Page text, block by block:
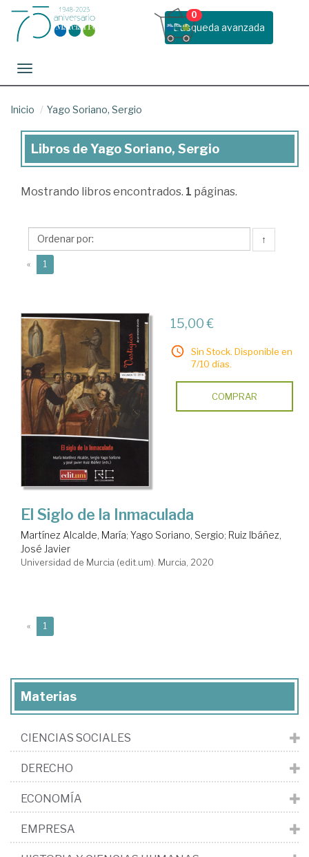
Busqueda avanzada
0
Toggle navigation
Inicio Yago Soriano, Sergio
Libros
Yago
Sergio
Libros de Yago Soriano, Sergio
Mostrando libros encontrados. 1 páginas.
↑
« 1
15,00 €
Sin Stock. Disponible en
7/10 días.
COMPRAR
El Siglo de la Inmaculada
Martínez Alcalde, María; Yago Soriano, Sergio; Ruiz Ibáñez,
José Javier
Universidad de Murcia (edit.um). Murcia, 2020
« 1
Materias
CIENCIAS SOCIALES
DERECHO
ECONOMÍA
EMPRESA